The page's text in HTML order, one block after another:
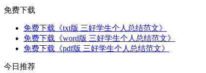
免费下载
免费下载《txt版 三好学生个人总结范文》
免费下载《word版 三好学生个人总结范文》
免费下载《pdf版 三好学生个人总结范文》
今日推荐